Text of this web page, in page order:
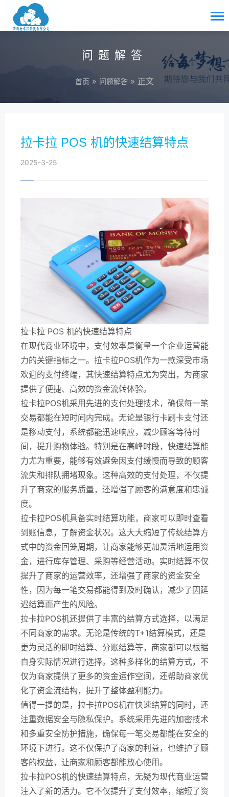
问题解答
首页 » 问题解答 » 正文
拉卡拉 POS 机的快速结算特点
2025-3-25
拉卡拉 POS 机的快速结算特点
在现代商业环境中，支付效率是衡量一个企业运营能
力的关键指标之一。拉卡拉POS机作为一款深受市场
欢迎的支付终端，其快速结算特点尤为突出，为商家
提供了便捷、高效的资金流转体验。
拉卡拉POS机采用先进的支付处理技术，确保每一笔
交易都能在短时间内完成。无论是银行卡刷卡支付还
是移动支付，系统都能迅速响应，减少顾客等待时
间，提升购物体验。特别是在高峰时段，快速结算能
力尤为重要，能够有效避免因支付缓慢而导致的顾客
流失和排队拥堵现象。这种高效的支付处理，不仅提
升了商家的服务质量，还增强了顾客的满意度和忠诚
度。
拉卡拉POS机具备实时结算功能，商家可以即时查看
到账信息，了解资金状况。这大大缩短了传统结算方
式中的资金回笼周期，让商家能够更加灵活地运用资
金，进行库存管理、采购等经营活动。实时结算不仅
提升了商家的运营效率，还增强了商家的资金安全
性，因为每一笔交易都能得到及时确认，减少了因延
迟结算而产生的风险。
拉卡拉POS机还提供了丰富的结算方式选择，以满足
不同商家的需求。无论是传统的T+1结算模式，还是
更为灵活的即时结算、分账结算等，商家都可以根据
自身实际情况进行选择。这种多样化的结算方式，不
仅为商家提供了更多的资金运作空间，还帮助商家优
化了资金流结构，提升了整体盈利能力。
值得一提的是，拉卡拉POS机在快速结算的同时，还
注重数据安全与隐私保护。系统采用先进的加密技术
和多重安全防护措施，确保每一笔交易都能在安全的
环境下进行。这不仅保护了商家的利益，也维护了顾
客的权益，让商家和顾客都能放心使用。
拉卡拉POS机的快速结算特点，无疑为现代商业运营
注入了新的活力。它不仅提升了支付效率，缩短了资